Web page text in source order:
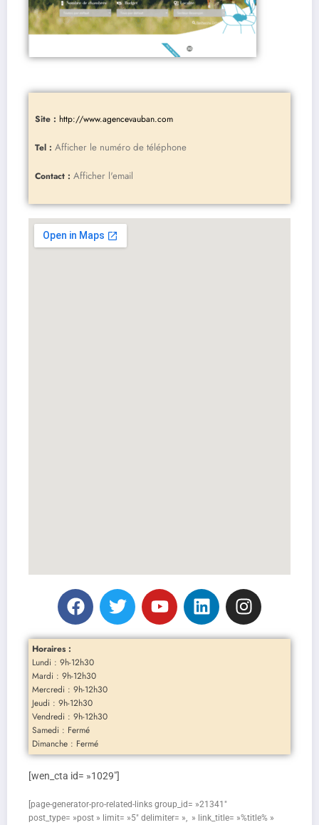
Site : http://www.agencevauban.com
Tel : Afficher le numéro de téléphone
Contact : Afficher l'email
Horaires :
Lundi : 9h-12h30
Mardi : 9h-12h30
Mercredi : 9h-12h30
Jeudi : 9h-12h30
Vendredi : 9h-12h30
Samedi : Fermé
Dimanche : Fermé
[wen_cta id= »1029″]
[page-generator-pro-related-links group_id= »21341″
post_type= »post » limit= »5″ delimiter= », » link_title= »%title% »